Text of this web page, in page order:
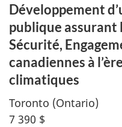
Développement
publique
Sécurité,
canadiennes à
climatiques
Toronto (Ontario)
7 390 $